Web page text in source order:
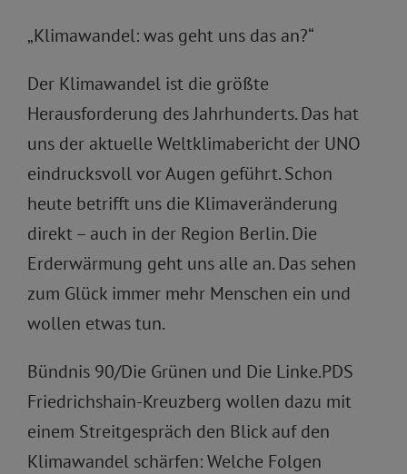
„Klimawandel: was geht uns das an?“
Der Klimawandel ist die größte
Herausforderung des Jahrhunderts. Das hat
uns der aktuelle Weltklimabericht der UNO
eindrucksvoll vor Augen geführt. Schon
heute betrifft uns die Klimaveränderung
direkt – auch in der Region Berlin. Die
Erderwärmung geht uns alle an. Das sehen
zum Glück immer mehr Menschen ein und
wollen etwas tun.
Bündnis 90/Die Grünen und Die Linke.PDS
Friedrichshain-Kreuzberg wollen dazu mit
einem Streitgespräch den Blick auf den
Klimawandel schärfen: Welche Folgen